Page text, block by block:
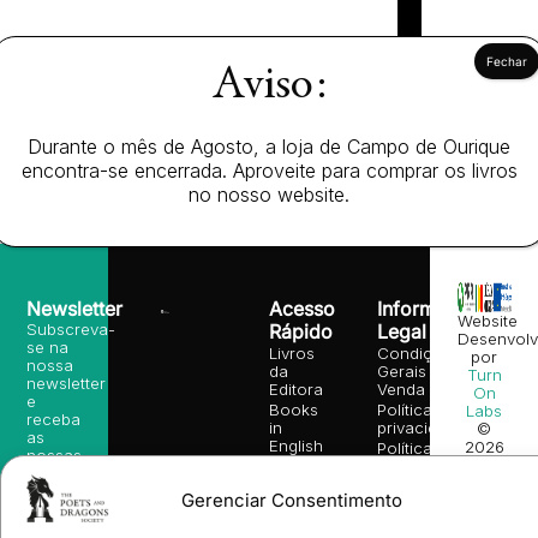
Gerenciar Consentimento
Acesso
Rápido
Livros
da
Editora
Books
in
English
Prémio
Informação
Legal
Condições
Gerais de
Venda
Política de
privacidade
Política
(EU)
Newsletter
Subscreva-
se na
nossa
newsletter
e
receba
as
nossas
sugestões
de
leitura,
novidades
Website
por
Turn
On
Labs
©
2026
Aviso:
Durante o mês de Agosto, a loja de Campo de Ourique
encontra-se encerrada. Aproveite para comprar os livros
no nosso website.